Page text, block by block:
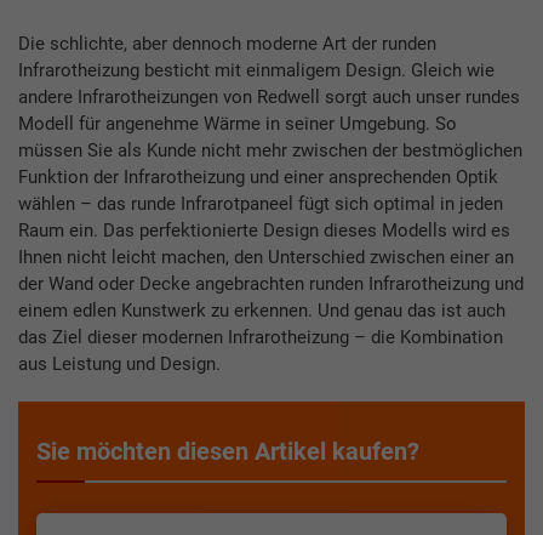
Die schlichte, aber dennoch moderne Art der runden
Infrarotheizung besticht mit einmaligem Design. Gleich wie
andere Infrarotheizungen von Redwell sorgt auch unser rundes
Modell für angenehme Wärme in seiner Umgebung. So
müssen Sie als Kunde nicht mehr zwischen der bestmöglichen
Funktion der Infrarotheizung und einer ansprechenden Optik
wählen – das runde Infrarotpaneel fügt sich optimal in jeden
Raum ein. Das perfektionierte Design dieses Modells wird es
Ihnen nicht leicht machen, den Unterschied zwischen einer an
der Wand oder Decke angebrachten runden Infrarotheizung und
einem edlen Kunstwerk zu erkennen. Und genau das ist auch
das Ziel dieser modernen Infrarotheizung – die Kombination
aus Leistung und Design.
Sie möchten diesen Artikel kaufen?